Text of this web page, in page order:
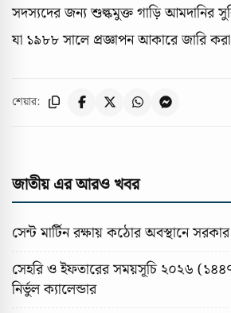
সদস্যদের জন্য শুল্কমুক্ত গাড়ি আমদানির
যা ১৯৮৮ সালে প্রজ্ঞাপন আকারে জারি
শেয়ার:
জাতীয় এর আরও খবর
সেন্ট মার্টিন রক্ষায় কঠোর অবস্থানে সরকার
সেহরি ও ইফতারের সময়সূচি ২০২৬
নির্ভুল ক্যালেন্ডার